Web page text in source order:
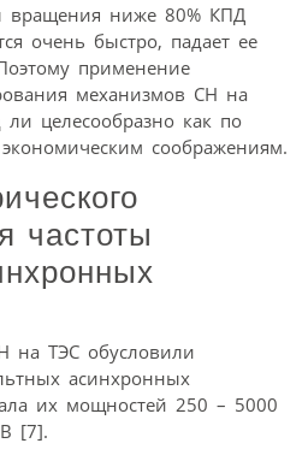
вращения ниже 80% КПД
очень быстро, падает ее
применение
механизмов СН на
целесообразно как по
соображениям.
частоты
ТЭС обусловили
асинхронных
их мощностей 250 – 5000
[7].